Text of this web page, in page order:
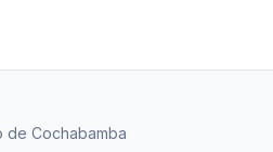
de Cochabamba